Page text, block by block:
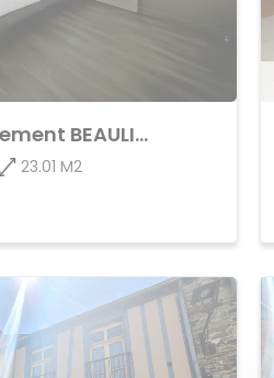
Achat Appartement BEAULIEU
23.01 M2